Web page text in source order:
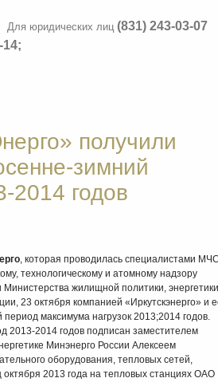
Для юридических лиц (831) 243-03-07
14;
получили
зимний
2014 годов
, которая проводилась специалистами МЧС
технологическому и атомному надзору
жилищной политики, энергетики
23 октября компанией «Иркутскэнерго» и
максимума нагрузок 2013;2014 годов.
2013-2014 годов подписан заместителем
Минэнерго России Алексеем
оборудования, тепловых сетей,
2013 года на тепловых станциях ОАО